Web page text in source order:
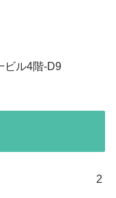
ビル4階-D9
2